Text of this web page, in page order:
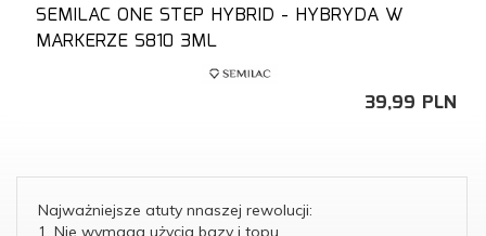
SEMILAC ONE STEP HYBRID - HYBRYDA W
MARKERZE S810 3ML
39,99 PLN
Najważniejsze atuty nnaszej rewolucji: